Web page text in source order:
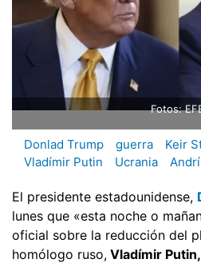
Fotos:
Donlad Trump guerra
Keir
Vladímir Putin
Ucrania
El presidente estadounidense,
lunes que «esta noche o
oficial sobre la reducción del
homólogo ruso, Vladímir Putin,